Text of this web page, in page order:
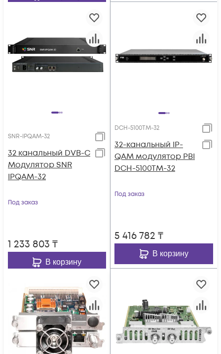
SNR-IPQAM-32
32 канальный DVB-C
Модулятор SNR
IPQAM-32
Под заказ
1 233 803 ₸
В корзину
DCH-5100TM-32
32-канальный IP-
QAM модулятор PBI
DCH-5100TM-32
Под заказ
5 416 782 ₸
В корзину